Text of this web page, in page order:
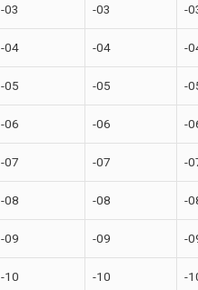
-03 -03 -
-04 -04 -
-05 -05 -
-06 -06 -
-07 -07 -
-08 -08 -
-09 -09 -
-10 -10 -